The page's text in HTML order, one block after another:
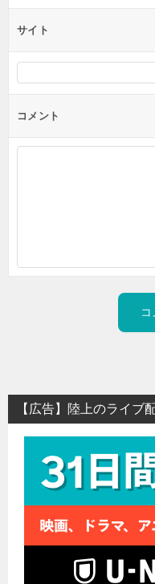
サイト
コメント
【広告】陸上のライブ